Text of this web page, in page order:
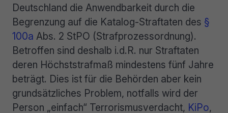
Deutschland die Anwendbarkeit durch die
Begrenzung auf die Katalog-Straftaten des §
100a Abs. 2 StPO (Strafprozessordnung).
Betroffen sind deshalb i.d.R. nur Straftaten
deren Höchststrafmaß mindestens fünf Jahre
beträgt. Dies ist für die Behörden aber kein
grundsätzliches Problem, notfalls wird der
Person „einfach“ Terrorismusverdacht, KiPo,